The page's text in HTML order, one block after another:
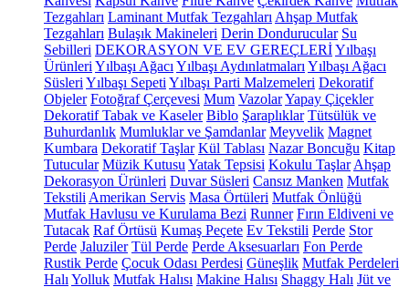
Tezgahları Laminant Mutfak Tezgahları Ahşap Mutfak
Tezgahları Bulaşık Makineleri Derin Dondurucular Su
Sebilleri DEKORASYON VE EV GEREÇLERİYılbaşı
Ürünleri Yılbaşı Ağacı Yılbaşı Aydınlatmaları Yılbaşı Ağacı
Süsleri Yılbaşı Sepeti Yılbaşı Parti Malzemeleri Dekoratif
Objeler Fotoğraf Çerçevesi Mum VazolarYapay Çiçekler
Dekoratif Tabak ve Kaseler Biblo Şaraplıklar Tütsülük ve
Buhurdanlık Mumluklar ve Şamdanlar Meyvelik Magnet
Kumbara Dekoratif Taşlar Kül Tablası Nazar Boncuğu Kitap
Tutucular Müzik Kutusu Yatak Tepsisi Kokulu Taşlar Ahşap
Dekorasyon Ürünleri Duvar Süsleri Cansız Manken Mutfak
Tekstili Amerikan Servis Masa Örtüleri Mutfak Önlüğü
Mutfak Havlusu ve Kurulama Bezi Runner Fırın Eldiveni ve
Tutacak Raf Örtüsü Kumaş Peçete Ev Tekstili Perde Stor
Perde Jaluziler Tül Perde Perde Aksesuarları Fon Perde
Rustik Perde Çocuk Odası Perdesi Güneşlik Mutfak Perdeleri
Halı Yolluk Mutfak Halısı Makine Halısı Shaggy Halı Jüt ve